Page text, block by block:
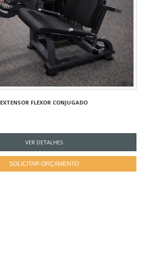
EXTENSOR FLEXOR CONJUGADO
VER DETALHES
SOLICITAR ORÇAMENTO